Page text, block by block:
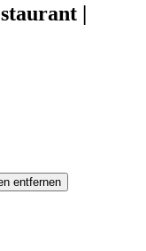
|
entfernen